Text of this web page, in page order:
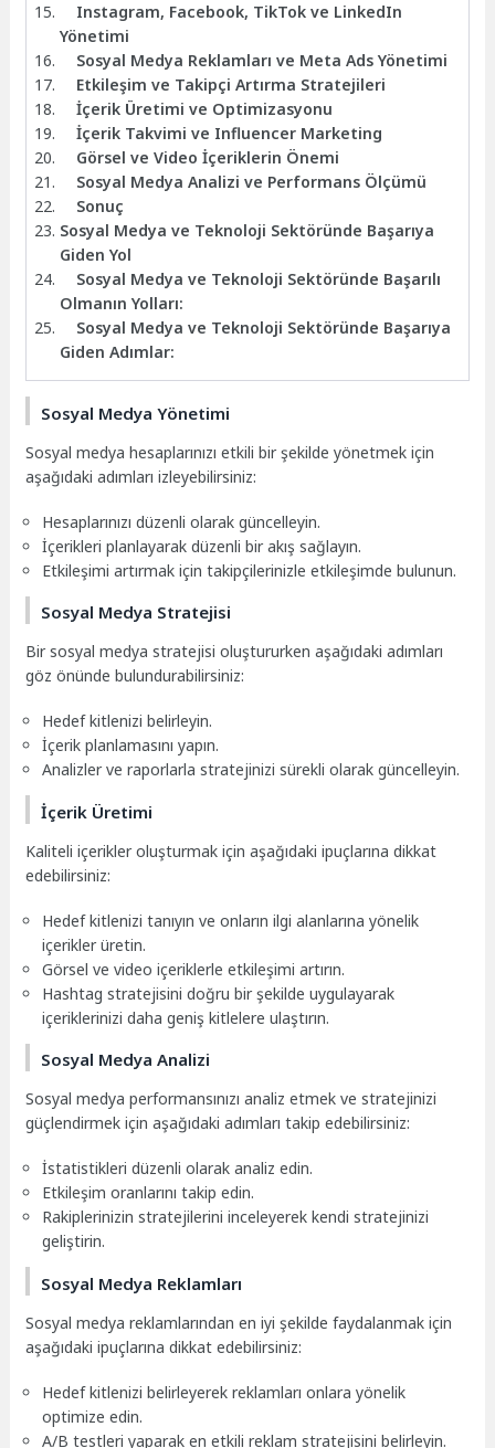
Instagram, Facebook, TikTok ve LinkedIn
Yönetimi
Sosyal Medya Reklamları ve Meta Ads Yönetimi
Etkileşim ve Takipçi Artırma Stratejileri
İçerik Üretimi ve Optimizasyonu
İçerik Takvimi ve Influencer Marketing
Görsel ve Video İçeriklerin Önemi
Sosyal Medya Analizi ve Performans Ölçümü
Sonuç
Sosyal Medya ve Teknoloji Sektöründe Başarıya
Giden Yol
Sosyal Medya ve Teknoloji Sektöründe Başarılı
Olmanın Yolları:
Sosyal Medya ve Teknoloji Sektöründe Başarıya
Giden Adımlar:
Sosyal Medya Yönetimi
Sosyal medya hesaplarınızı etkili bir şekilde yönetmek için
aşağıdaki adımları izleyebilirsiniz:
Hesaplarınızı düzenli olarak güncelleyin.
İçerikleri planlayarak düzenli bir akış sağlayın.
Etkileşimi artırmak için takipçilerinizle etkileşimde bulunun.
Sosyal Medya Stratejisi
Bir sosyal medya stratejisi oluştururken aşağıdaki adımları
göz önünde bulundurabilirsiniz:
Hedef kitlenizi belirleyin.
İçerik planlamasını yapın.
Analizler ve raporlarla stratejinizi sürekli olarak güncelleyin.
İçerik Üretimi
Kaliteli içerikler oluşturmak için aşağıdaki ipuçlarına dikkat
edebilirsiniz:
Hedef kitlenizi tanıyın ve onların ilgi alanlarına yönelik
içerikler üretin.
Görsel ve video içeriklerle etkileşimi artırın.
Hashtag stratejisini doğru bir şekilde uygulayarak
içeriklerinizi daha geniş kitlelere ulaştırın.
Sosyal Medya Analizi
Sosyal medya performansınızı analiz etmek ve stratejinizi
güçlendirmek için aşağıdaki adımları takip edebilirsiniz:
İstatistikleri düzenli olarak analiz edin.
Etkileşim oranlarını takip edin.
Rakiplerinizin stratejilerini inceleyerek kendi stratejinizi
geliştirin.
Sosyal Medya Reklamları
Sosyal medya reklamlarından en iyi şekilde faydalanmak için
aşağıdaki ipuçlarına dikkat edebilirsiniz:
Hedef kitlenizi belirleyerek reklamları onlara yönelik
optimize edin.
A/B testleri yaparak en etkili reklam stratejisini belirleyin.